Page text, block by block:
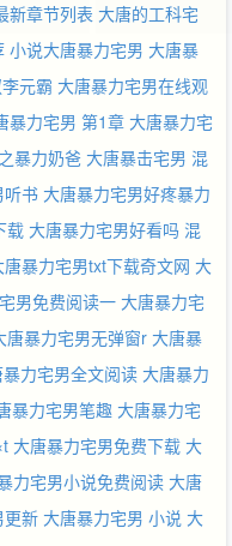
新章节列表 大唐的工科宅
小说大唐暴力宅男 大唐暴
元霸 大唐暴力宅男在线观
暴力宅男 第1章 大唐暴力宅
暴力奶爸 大唐暴击宅男 混
听书 大唐暴力宅男好疼暴力
载 大唐暴力宅男好看吗 混
唐暴力宅男txt下载奇文网 大
男免费阅读一 大唐暴力宅
唐暴力宅男无弹窗r大唐暴
力宅男全文阅读 大唐暴力
暴力宅男笔趣 大唐暴力宅
大唐暴力宅男免费下载 大
力宅男小说免费阅读 大唐
更新 大唐暴力宅男 小说 大